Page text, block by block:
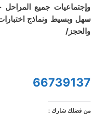
وإجتماعيات جميع
سهل وبسيط ونماذج
والحجز/
66739137
من فضلك شارك :